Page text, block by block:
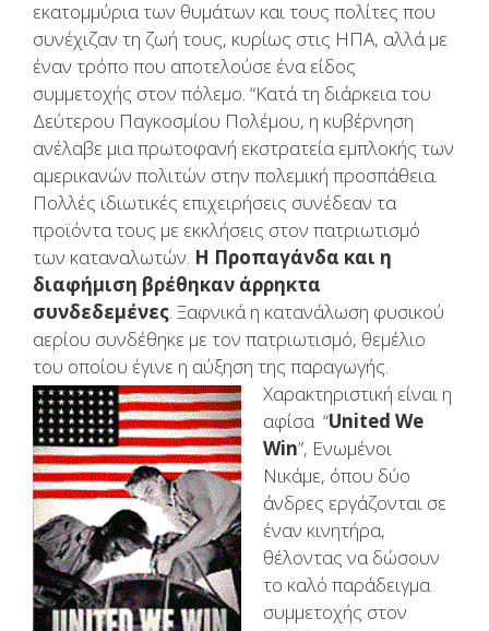
εκατομμύρια των θυμάτων και τους πολίτες που
συνέχιζαν τη ζωή τους, κυρίως στις ΗΠΑ, αλλά με
έναν τρόπο που αποτελούσε ένα είδος
συμμετοχής στον πόλεμο. “Κατά τη διάρκεια του
Δεύτερου Παγκοσμίου Πολέμου, η κυβέρνηση
ανέλαβε μια πρωτοφανή εκστρατεία εμπλοκής των
αμερικανών πολιτών στην πολεμική προσπάθεια.
Πολλές ιδιωτικές επιχειρήσεις συνέδεαν τα
προϊόντα τους με εκκλήσεις στον πατριωτισμό
των καταναλωτών. Η Προπαγάνδα και η
διαφήμιση βρέθηκαν άρρηκτα
συνδεδεμένες. Ξαφνικά η κατανάλωση φυσικού
αερίου συνδέθηκε με τον πατριωτισμό, θεμέλιο
του οποίου έγινε η αύξηση της παραγωγής.
Χαρακτηριστική είναι η
αφίσα “United We
Win”, Eνωμένοι
Νικάμε, όπου δύο
άνδρες εργάζονται σε
έναν κινητήρα,
θέλοντας να δώσουν
το καλό παράδειγμα
συμμετοχής στον